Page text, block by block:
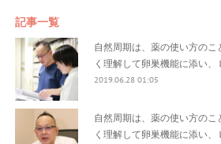
記事一覧
自然周期は、薬の使い方のこ
く理解して卵巣機能に添い
2019.06.28 01:05
自然周期は、薬の使い方のこ
く理解して卵巣機能に添い